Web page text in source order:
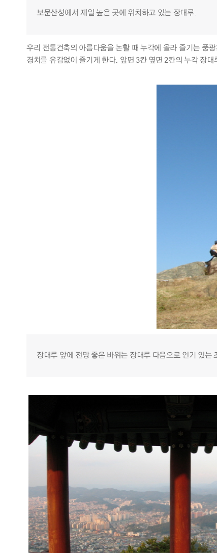
보문산성에서 제일 높은 곳에 위치하고 있는 장대루.
우리 전통건축의 아름다움을 논할 때 누각에 올라 즐기는 풍
경치를 유감없이 즐기게 한다. 앞면 3칸 옆면 2칸의 누각 장
장대루 앞에 전망 좋은 바위는 장대루 다음으로 인기 있는